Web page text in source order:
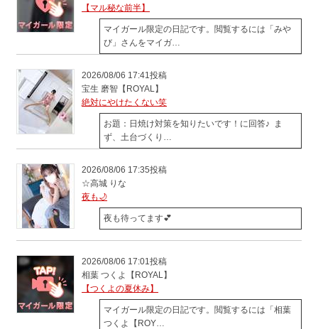
【マル秘な前半】
マイガール限定の日記です。閲覧するには「みや
び」さんをマイガ…
2026/08/06 17:41投稿
宝生 磨智【ROYAL】
絶対にやけたくない笑
お題：日焼け対策を知りたいです！に回答♪ ま
ず、土台づくり…
2026/08/06 17:35投稿
☆高城 りな
夜も🌙
夜も待ってます💕
2026/08/06 17:01投稿
相葉 つくよ【ROYAL】
【つくよの夏休み】
マイガール限定の日記です。閲覧するには「相葉
つくよ【ROY…